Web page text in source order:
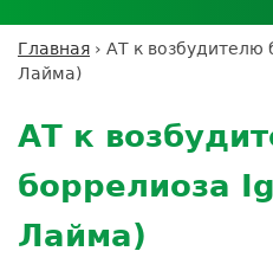
Выезд на дом
Подготовка к
Расшифровка
Дисконтная
ДМС
Усиление
безопасности
Контроль качества
Документы
Вы
Главная › АТ к возбудителю
Лайма)
to
top
АТ к
боррелиоза
Лайма)